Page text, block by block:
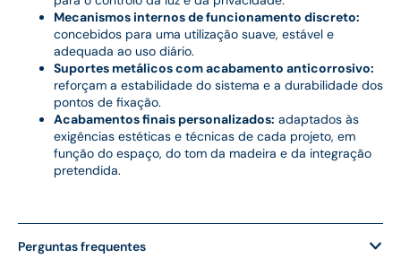
Mecanismos internos de funcionamento discreto:
concebidos para uma utilização suave, estável e
adequada ao uso diário.
Suportes metálicos com acabamento anticorrosivo:
reforçam a estabilidade do sistema e a durabilidade dos
pontos de fixação.
Acabamentos finais personalizados: adaptados às
exigências estéticas e técnicas de cada projeto, em
função do espaço, do tom da madeira e da integração
pretendida.
Perguntas frequentes